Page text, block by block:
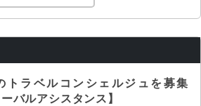
トラベルコンシェルジュを募集
バルアシスタンス】